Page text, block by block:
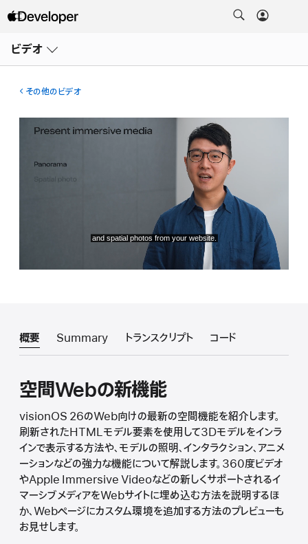
ビデオ
ー
その他のビデオ
概要 Summary トランスクリプト コード
空間Webの新機能
visionOS 26のWeb向けの最新の空間機能を紹介します。
刷新されたHTMLモデル要素を使用して3Dモデルをインラ
インで表示する方法や、モデルの照明、インタラクション、アニメ
ーションなどの強力な機能について解説します。360度ビデオ
やApple Immersive Videoなどの新しくサポートされるイ
マーシブメディアをWebサイトに埋め込む方法を説明するほ
か、Webページにカスタム環境を追加する方法のプレビューも
お見せします。